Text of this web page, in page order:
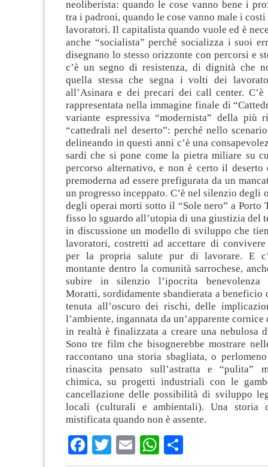
neoliberista: quando le cose vanno bene i
tra i padroni, quando le cose vanno male i
lavoratori. Il capitalista quando vuole ed è
anche “socialista” perché socializza i suoi
disegnano lo stesso orizzonte con percorsi e
c’è un segno di resistenza, di dignità che
quella stessa che segna i volti dei
all’Asinara e dei precari dei call center. C’è
rappresentata nella immagine finale di
variante espressiva “modernista” della più
“cattedrali nel deserto”: perché nello
delineando in questi anni c’è una
sardi che si pone come la pietra miliare su
percorso alternativo, e non è certo il deserto
premoderna ad essere prefigurata da un
un progresso inceppato. C’è nel silenzio degli
degli operai morti sotto il “Sole nero” a Porto
fisso lo sguardo all’utopia di una giustizia del
in discussione un modello di sviluppo che
lavoratori, costretti ad accettare di
per la propria salute pur di lavorare. E
montante dentro la comunità sarrochese,
subire in silenzio l’ipocrita benevolenza
Moratti, sordidamente sbandierata a beneficio
tenuta all’oscuro dei rischi, delle
l’ambiente, ingannata da un’apparente
in realtà è finalizzata a creare una nebulosa
Sono tre film che bisognerebbe mostrare
raccontano una storia sbagliata, o
rinascita pensato sull’astratta e “pulita”
chimica, su progetti industriali con le
cancellazione delle possibilità di sviluppo
locali (culturali e ambientali). Una
mistificata quando non è assente.
Facebook
TwitterEmailWhatsApp